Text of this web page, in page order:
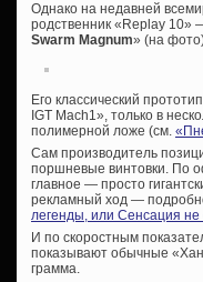
Однако на недавней
родственник «Replay
Swarm Magnum» (на
Его классический
IGT Mach1», только в
полимерной ложе (см.
Сам производитель
поршневые винтовки. По
главное — просто
рекламный ход —
легенды, или Сенсация не
И по скоростным
показывают обычные
грамма.